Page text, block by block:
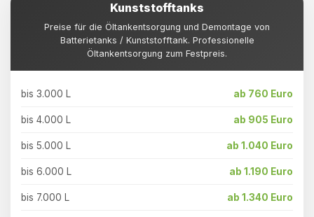
Kunststofftanks
Preise für die Öltankentsorgung und Demontage von
Batterietanks / Kunststofftank. Professionelle
Öltankentsorgung zum Festpreis.
bis 3.000 L ab 760 Euro
bis 4.000 L ab 905 Euro
bis 5.000 L ab 1.040 Euro
bis 6.000 L ab 1.190 Euro
bis 7.000 L ab 1.340 Euro